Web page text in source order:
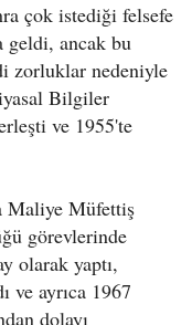
çok istediği felsefe
geldi, ancak bu
zorluklar nedeniyle
Bilgiler
ve 1955'te
Maliye Müfettiş
görevlerinde
olarak yaptı,
ve ayrıca 1967
dolayı